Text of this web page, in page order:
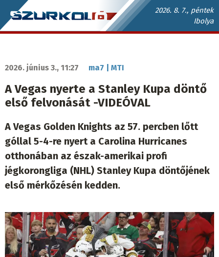
Ugrás
a
2026. 8. 7., péntek
Ibolya
Szurkoló.sk
navigáció
2026. június 3., 11:27 ma7 | MTI
A Vegas nyerte a Stanley Kupa döntő
első felvonását -VIDEÓVAL
A Vegas Golden Knights az 57. percben lőtt
góllal 5-4-re nyert a Carolina Hurricanes
otthonában az észak-amerikai profi
jégkorongliga (NHL) Stanley Kupa döntőjének
első mérkőzésén kedden.